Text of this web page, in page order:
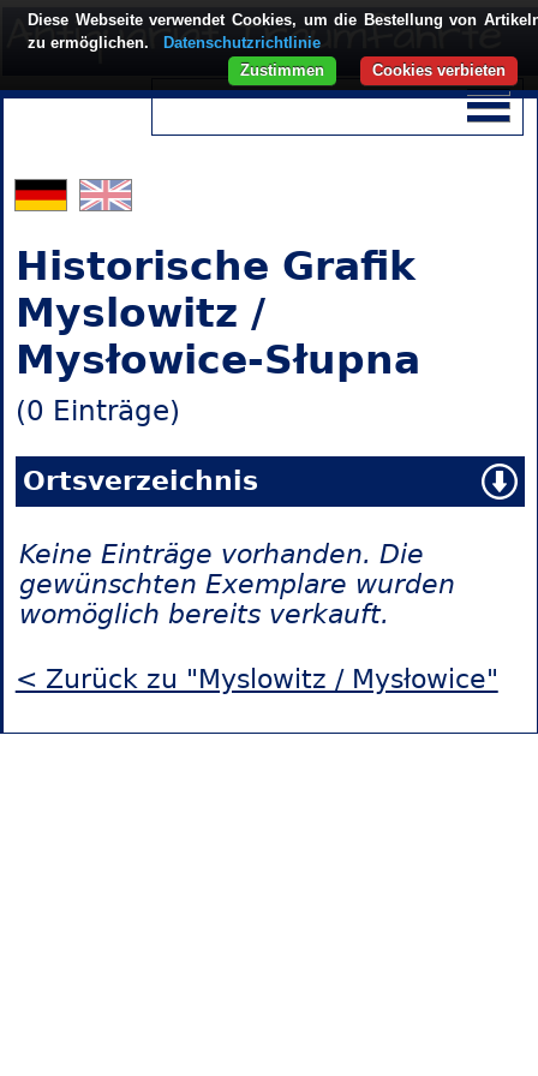
Historische Grafik
Myslowitz /
Mysłowice-Słupna
(0 Einträge)
Ortsverzeichnis
Keine Einträge vorhanden. Die
gewünschten Exemplare wurden
womöglich bereits verkauft.
< Zurück zu "Myslowitz / Mysłowice"
Diese Webseite verwendet Cookies, um die Bestellung von
zu ermöglichen.
Datenschutzrichtlinie
Cookies verbieten
Zustimmen